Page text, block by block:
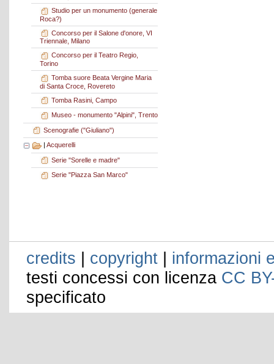
Studio per un monumento (generale
Roca?)
Concorso per il Salone d'onore, VI
Triennale, Milano
Concorso per il Teatro Regio,
Torino
Tomba suore Beata Vergine Maria
di Santa Croce, Rovereto
Tomba Rasini, Campo
Museo - monumento "Alpini", Trento
Scenografie ("Giuliano")
Acquerelli
Serie "Sorelle e madre"
Serie "Piazza San Marco"
credits | copyright | informazioni
testi concessi con licenza CC
specificato